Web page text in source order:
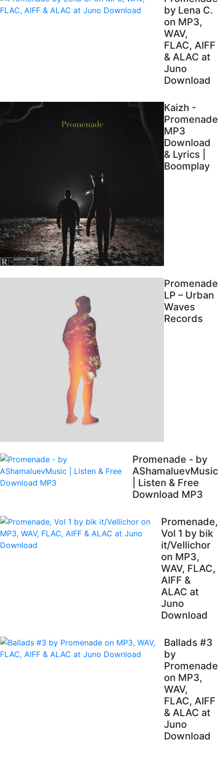
by Lena C.
on MP3,
WAV,
FLAC, AIFF
& ALAC at
Juno
Download
Kaizh -
Promenade
MP3
Download
& Lyrics |
Boomplay
Promenade
LP – Urban
Waves
Records
Promenade - by
AShamaluevMusic
| Listen & Free
Download MP3
Promenade,
Vol 1 by bik
it/Vellichor
on MP3,
WAV, FLAC,
AIFF &
ALAC at
Juno
Download
Ballads #3
by
Promenade
on MP3,
WAV,
FLAC, AIFF
& ALAC at
Juno
Download